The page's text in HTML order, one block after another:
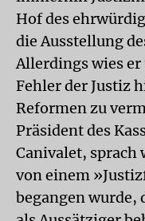
Hof des
die Ausstellung
Allerdings wies
Fehler der Justiz
Reformen zu
Präsident des
Canivalet, sprach
von einem
begangen wurde,